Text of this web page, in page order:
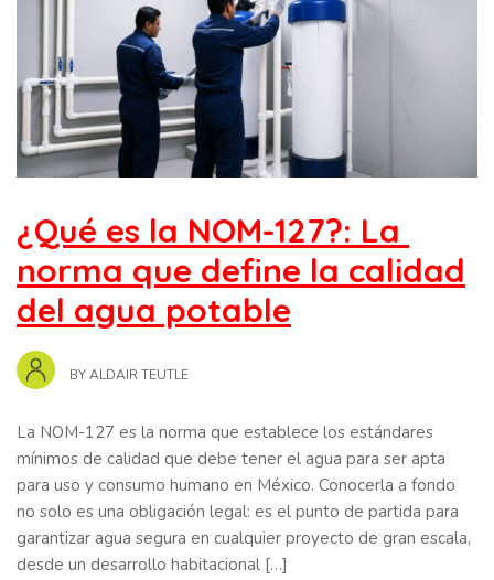
¿Qué es la NOM-127?: La
norma que define la calidad
del agua potable
BYALDAIR TEUTLE
La NOM-127 es la norma que establece los estándares
mínimos de calidad que debe tener el agua para ser apta
para uso y consumo humano en México. Conocerla a fondo
no solo es una obligación legal: es el punto de partida para
garantizar agua segura en cualquier proyecto de gran escala,
desde un desarrollo habitacional […]